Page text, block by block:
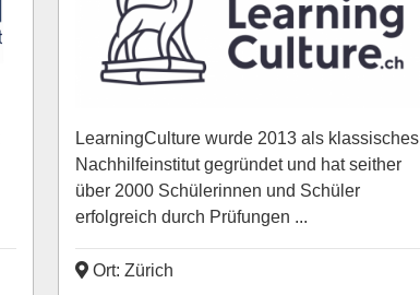
LearningCulture wurde 2013 als klassisches
Nachhilfeinstitut gegründet und hat seither
über 2000 Schülerinnen und Schüler
erfolgreich durch Prüfungen ...
Ort: Zürich